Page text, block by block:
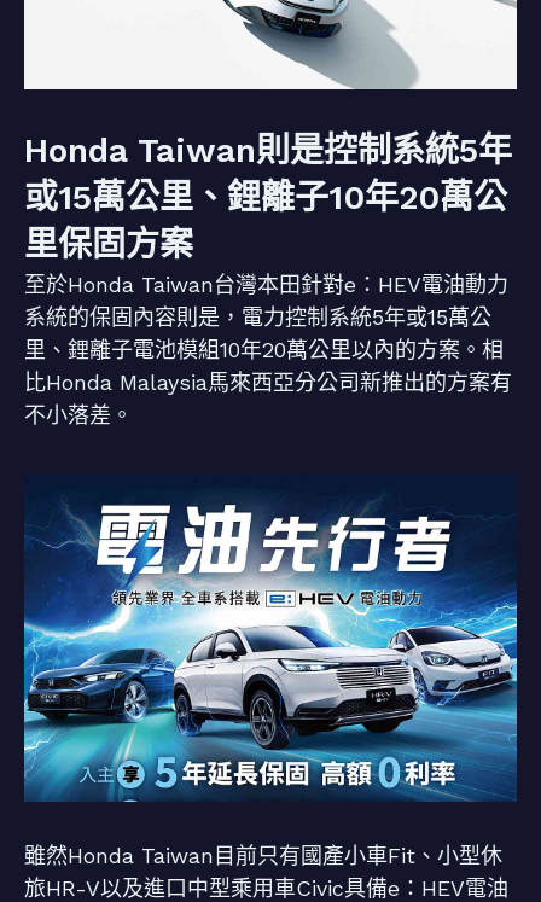
Honda Taiwan則是控制系統5年
或15萬公里、鋰離子10年20萬公
里保固方案
至於Honda Taiwan台灣本田針對e：HEV電油動力
系統的保固內容則是，電力控制系統5年或15萬公
里、鋰離子電池模組10年20萬公里以內的方案。相
比Honda Malaysia馬來西亞分公司新推出的方案有
不小落差。
雖然Honda Taiwan目前只有國產小車Fit、小型休
旅HR-V以及進口中型乘用車Civic具備e：HEV電油